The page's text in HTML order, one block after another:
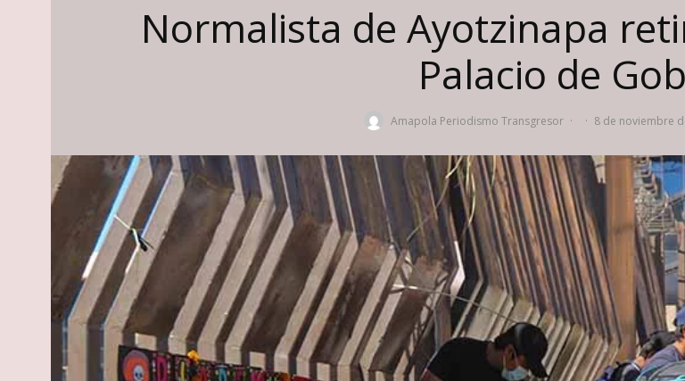
Normalista de Ayotzinapa
Palacio de
Amapola Periodismo Transgresor · · 8 de noviembre